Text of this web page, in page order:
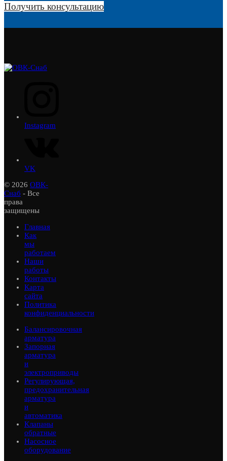
Получить консультацию
Instagram
VK
© 2026 ОВК-
Снаб - Все
права
защищены
Главная
Как
мы
работаем
Наши
работы
Контакты
Карта
сайта
Политика
конфиденциальности
Балансировочная
арматура
Запорная
арматура
и
электроприводы
Регулирующая,
предохранительная
арматура
и
автоматика
Клапаны
обратные
Насосное
оборудование